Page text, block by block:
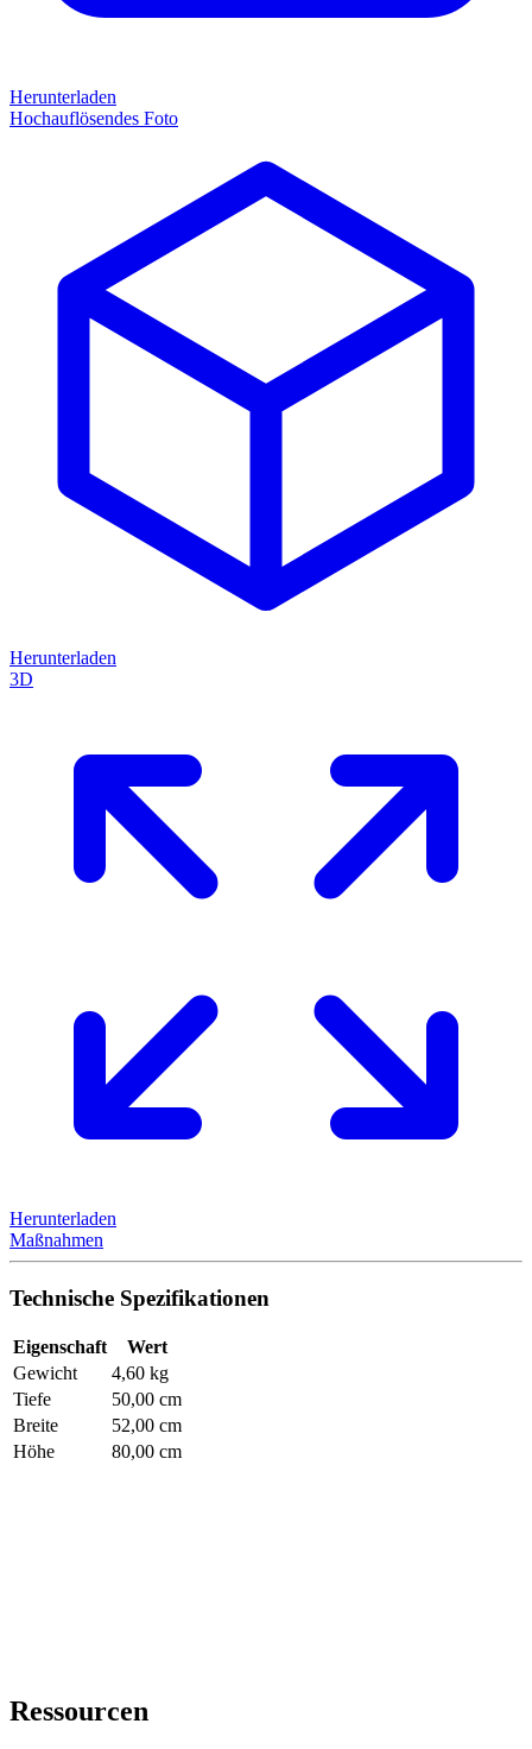
Herunterladen
Hochauflösendes Foto
Herunterladen
3D
Herunterladen
Maßnahmen
Technische Spezifikationen
Eigenschaft
Wert
Gewicht
4,60 kg
Tiefe
50,00 cm
Breite
52,00 cm
Höhe
80,00 cm
Ressourcen